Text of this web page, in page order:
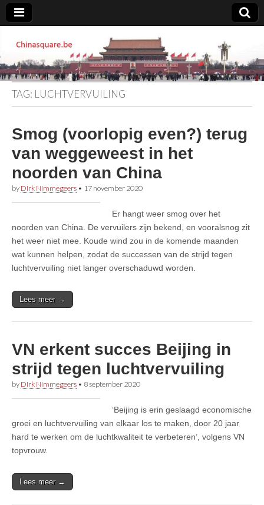
Chinasquare.be
TAG: LUCHTVERVUILING
Smog (voorlopig even?) terug
van weggeweest in het
noorden van China
by Dirk Nimmegeers • 17 november 2020
Er hangt weer smog over het
noorden van China. De vervuilers zijn bekend, en vooralsnog zit
het weer niet mee. Koude wind zou in de komende maanden
wat kunnen helpen, zodat de successen van de strijd tegen
luchtvervuiling niet langer overschaduwd worden.
Lees meer →
VN erkent succes Beijing in
strijd tegen luchtvervuiling
by Dirk Nimmegeers • 8 september 2020
‘Beijing is erin geslaagd economische
groei en luchtvervuiling van elkaar los te maken, door 20 jaar
hard te werken om de luchtkwaliteit te verbeteren’, volgens VN
topvrouw.
Lees meer →